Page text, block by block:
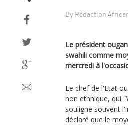
By Rédaction
Le président
swahili comme
mercredi à
Le chef de l'Etat
non ethnique, qui
souligne souvent
déclaré que le